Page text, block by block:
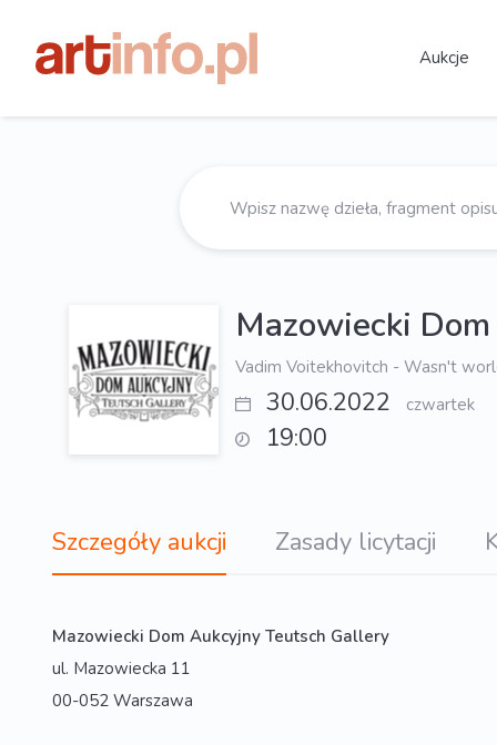
Aukcje
Mazowiecki
Vadim Voitekhovitch - Wasn't
30.06.2022 czwartek
19:00
Szczegóły aukcji Zasady licytacji
Mazowiecki Dom Aukcyjny Teutsch Gallery
ul. Mazowiecka 11
00-052 Warszawa